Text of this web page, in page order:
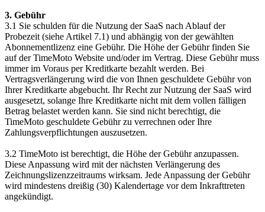
3. Gebühr
3.1 Sie schulden für die Nutzung der SaaS nach Ablauf der
Probezeit (siehe Artikel 7.1) und abhängig von der gewählten
Abonnementlizenz eine Gebühr. Die Höhe der Gebühr finden Sie
auf der TimeMoto Website und/oder im Vertrag. Diese Gebühr muss
immer im Voraus per Kreditkarte bezahlt werden. Bei
Vertragsverlängerung wird die von Ihnen geschuldete Gebühr von
Ihrer Kreditkarte abgebucht. Ihr Recht zur Nutzung der SaaS wird
ausgesetzt, solange Ihre Kreditkarte nicht mit dem vollen fälligen
Betrag belastet werden kann. Sie sind nicht berechtigt, die
TimeMoto geschuldete Gebühr zu verrechnen oder Ihre
Zahlungsverpflichtungen auszusetzen.
3.2 TimeMoto ist berechtigt, die Höhe der Gebühr anzupassen.
Diese Anpassung wird mit der nächsten Verlängerung des
Zeichnungslizenzzeitraums wirksam. Jede Anpassung der Gebühr
wird mindestens dreißig (30) Kalendertage vor dem Inkrafttreten
angekündigt.